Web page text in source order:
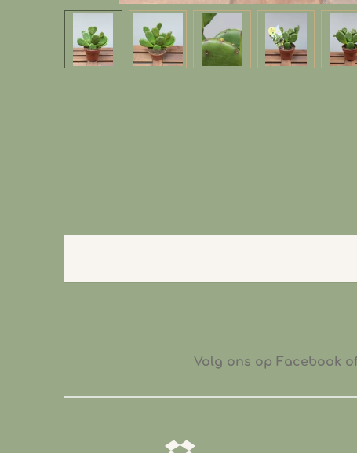
Volg ons op Facebook